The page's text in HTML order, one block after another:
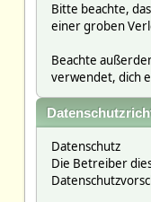
Bitte beachte,
einer groben
Beachte
verwendet, dich
Datenschutz
Die Betreiber